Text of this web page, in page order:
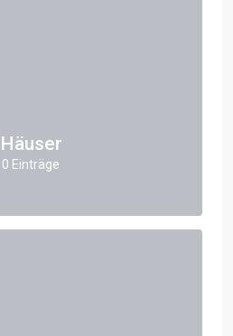
Häuser
0 Einträge